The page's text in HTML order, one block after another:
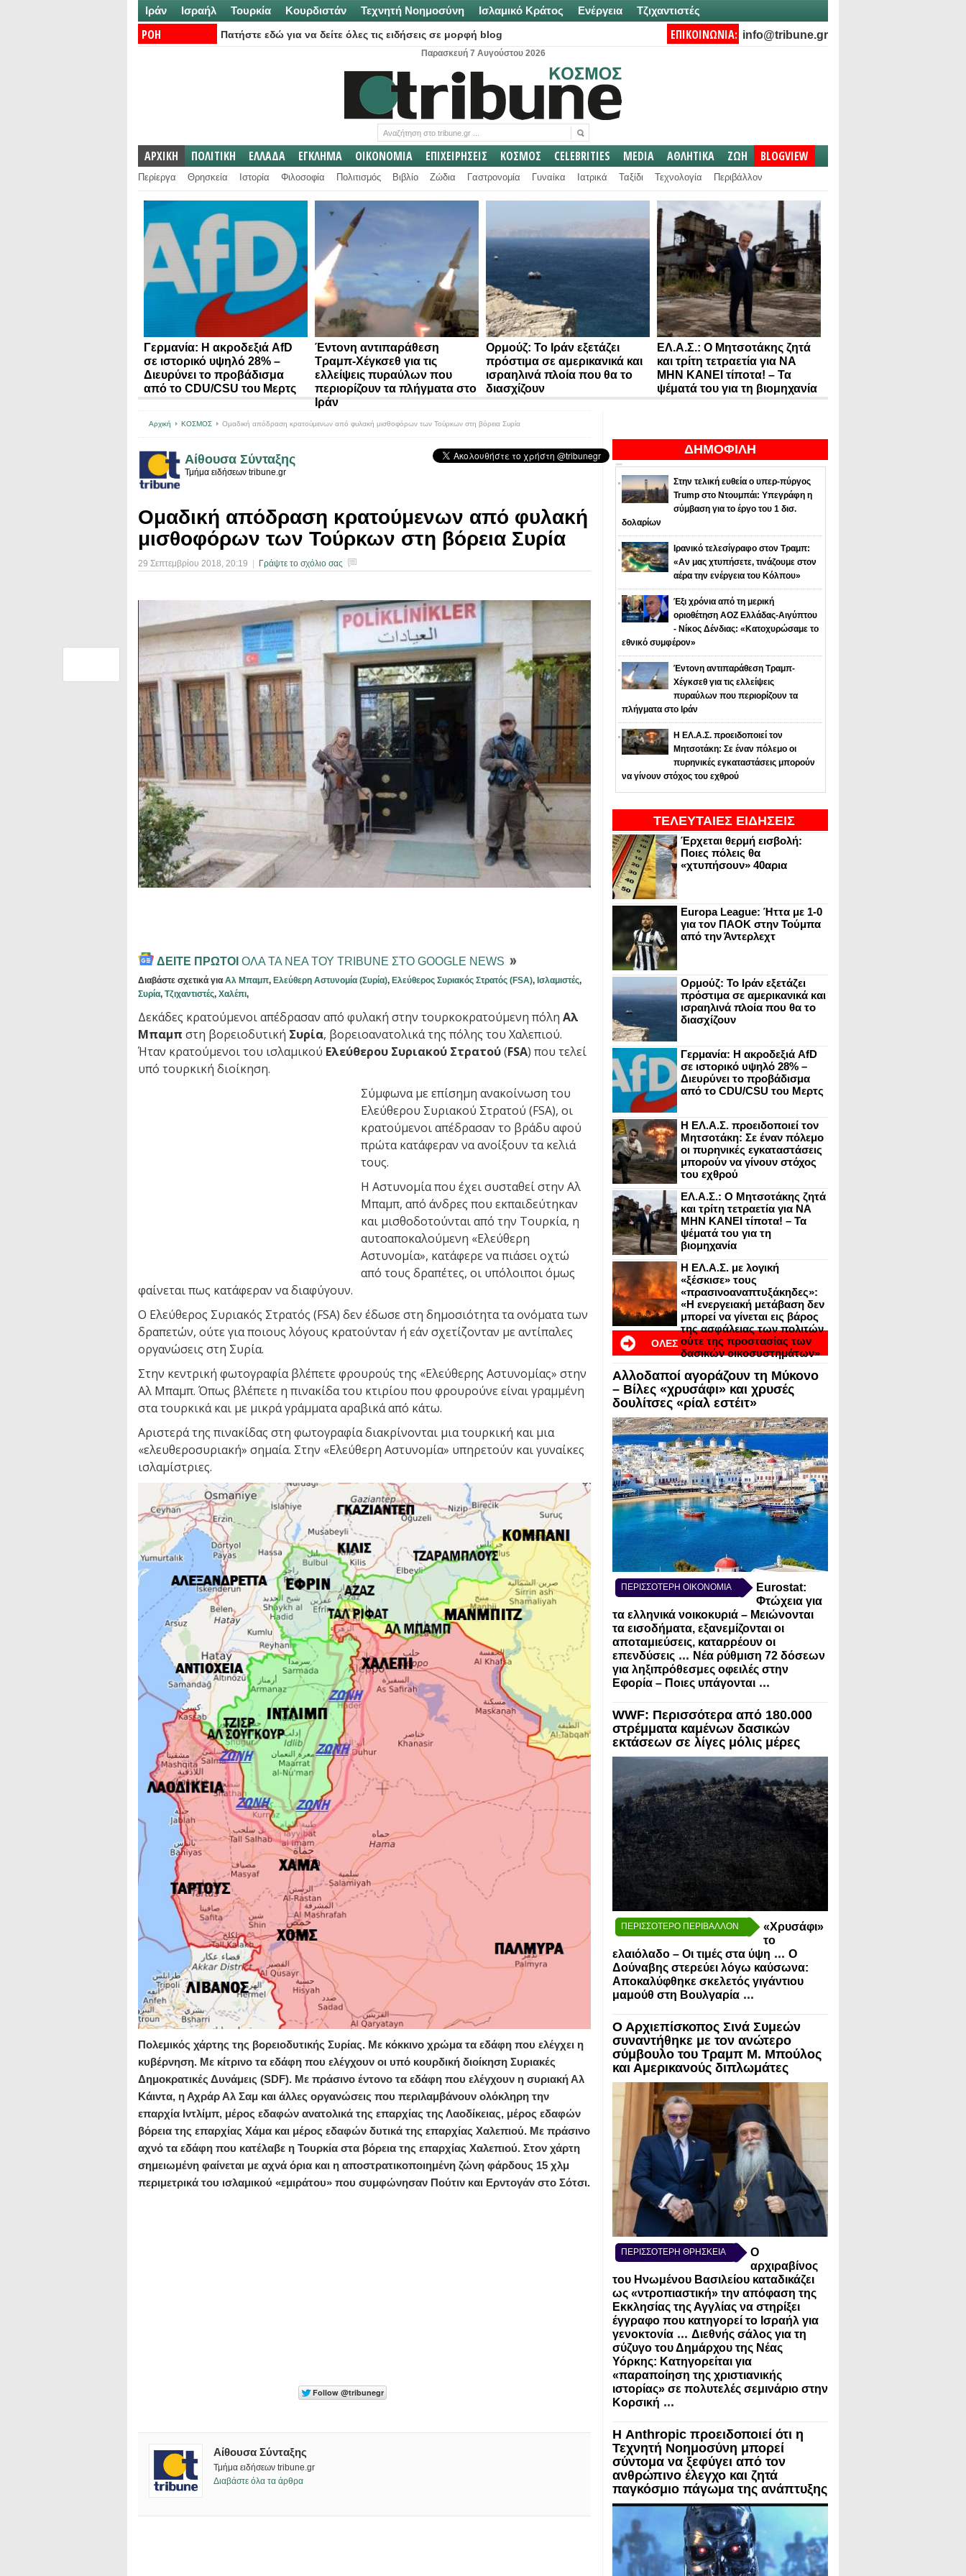
Ιράν Ισραήλ Τουρκία Κουρδιστάν Τεχνητή Νοημοσύνη Ισλαμικό Κράτος Ενέργεια Τζιχαντιστές
ΡΟΗ
Πατήστε εδώ για να δείτε όλες τις ειδήσεις σε μορφή blog ΕΠΙΚΟΙΝΩΝΙΑ: info@tribune.gr
Παρασκευή 7 Αυγούστου 2026
ΑΡΧΙΚΗ ΠΟΛΙΤΙΚΗ ΕΛΛΑΔΑ ΕΓΚΛΗΜΑ ΟΙΚΟΝΟΜΙΑ ΕΠΙΧΕΙΡΗΣΕΙΣ ΚΟΣΜΟΣ CELEBRITIES MEDIA ΑΘΛΗΤΙΚΑ ΖΩΗ BLOGVIEW
Περίεργα Θρησκεία Ιστορία Φιλοσοφία Πολιτισμός Βιβλίο Ζώδια Γαστρονομία Γυναίκα Ιατρικά Ταξίδι Τεχνολογία Περιβάλλον
Γερμανία: Η ακροδεξιά AfD
σε ιστορικό υψηλό 28% –
Διευρύνει το προβάδισμα
από το CDU/CSU του Μερτς
Έντονη αντιπαράθεση
Τραμπ-Χέγκσεθ για τις
ελλείψεις πυραύλων που
περιορίζουν τα πλήγματα στο
Ιράν
Ορμούζ: Το Ιράν εξετάζει
πρόστιμα σε αμερικανικά και
ισραηλινά πλοία που θα το
διασχίζουν
ΕΛ.Α.Σ.: Ο Μητσοτάκης ζητά
και τρίτη τετραετία για ΝΑ
ΜΗΝ ΚΑΝΕΙ τίποτα! – Τα
ψέματά του για τη βιομηχανία
ΔΗΜΟΦΙΛΗ
Στην τελική ευθεία ο υπερ-πύργος
Trump στο Ντουμπάι: Υπεγράφη η
σύμβαση για το έργο του 1 δισ.
δολαρίων
Ιρανικό τελεσίγραφο στον Τραμπ:
«Αν μας χτυπήσετε, τινάζουμε στον
αέρα την ενέργεια του Κόλπου»
Έξι χρόνια από τη μερική
οριοθέτηση ΑΟΖ Ελλάδας-Αιγύπτου
- Νίκος Δένδιας: «Κατοχυρώσαμε το
εθνικό συμφέρον»
Έντονη αντιπαράθεση Τραμπ-
Χέγκσεθ για τις ελλείψεις
πυραύλων που περιορίζουν τα
πλήγματα στο Ιράν
Η ΕΛ.Α.Σ. προειδοποιεί τον
Μητσοτάκη: Σε έναν πόλεμο οι
πυρηνικές εγκαταστάσεις μπορούν
να γίνουν στόχος του εχθρού
ΤΕΛΕΥΤΑΙΕΣ ΕΙΔΗΣΕΙΣ
Έρχεται θερμή εισβολή:
Ποιες πόλεις θα
«χτυπήσουν» 40αρια
Europa League: Ήττα με 1-0
για τον ΠΑΟΚ στην Τούμπα
από την Άντερλεχτ
Ορμούζ: Το Ιράν εξετάζει
πρόστιμα σε αμερικανικά και
ισραηλινά πλοία που θα το
διασχίζουν
Γερμανία: Η ακροδεξιά AfD
σε ιστορικό υψηλό 28% –
Διευρύνει το προβάδισμα
από το CDU/CSU του Μερτς
Η ΕΛ.Α.Σ. προειδοποιεί τον
Μητσοτάκη: Σε έναν πόλεμο
οι πυρηνικές εγκαταστάσεις
μπορούν να γίνουν στόχος
του εχθρού
ΕΛ.Α.Σ.: Ο Μητσοτάκης ζητά
και τρίτη τετραετία για ΝΑ
ΜΗΝ ΚΑΝΕΙ τίποτα! – Τα
ψέματά του για τη
βιομηχανία
Η ΕΛ.Α.Σ. με λογική
«ξέσκισε» τους
«πρασινοαναπτυξάκηδες»:
«Η ενεργειακή μετάβαση δεν
μπορεί να γίνεται εις βάρος
της ασφάλειας των πολιτών
ούτε της προστασίας των
δασικών οικοσυστημάτων»
ΟΛΕΣ
ΟΙ
ΕΙΔΗΣΕΙΣ ΣΕ BLOGVIEW
Αλλοδαποί αγοράζουν τη Μύκονο
– Βίλες «χρυσάφι» και χρυσές
δουλίτσες «ρίαλ εστέιτ»
ΠΕΡΙΣΣΟΤΕΡΗ ΟΙΚΟΝΟΜΙΑ
Eurostat:
Φτώχεια για
τα ελληνικά νοικοκυριά – Μειώνονται
τα εισοδήματα, εξανεμίζονται οι
αποταμιεύσεις, καταρρέουν οι
επενδύσεις ... Νέα ρύθμιση 72 δόσεων
για ληξιπρόθεσμες οφειλές στην
Εφορία – Ποιες υπάγονται ...
WWF: Περισσότερα από 180.000
στρέμματα καμένων δασικών
εκτάσεων σε λίγες μόλις μέρες
ΠΕΡΙΣΣΟΤΕΡΟ ΠΕΡΙΒΑΛΛΟΝ
«Χρυσάφι»
το
ελαιόλαδο – Οι τιμές στα ύψη ... Ο
Δούναβης στερεύει λόγω καύσωνα:
Αποκαλύφθηκε σκελετός γιγάντιου
μαμούθ στη Βουλγαρία ...
Ο Αρχιεπίσκοπος Σινά Συμεών
συναντήθηκε με τον ανώτερο
σύμβουλο του Τραμπ Μ. Μπούλος
και Αμερικανούς διπλωμάτες
ΠΕΡΙΣΣΟΤΕΡΗ ΘΡΗΣΚΕΙΑ
Ο
αρχιραβίνος
του Ηνωμένου Βασιλείου καταδικάζει
ως «ντροπιαστική» την απόφαση της
Εκκλησίας της Αγγλίας να στηρίξει
έγγραφο που κατηγορεί το Ισραήλ για
γενοκτονία ... Διεθνής σάλος για τη
σύζυγο του Δημάρχου της Νέας
Υόρκης: Κατηγορείται για
«παραποίηση της χριστιανικής
ιστορίας» σε πολυτελές σεμινάριο στην
Κορσική ...
Η Anthropic προειδοποιεί ότι η
Τεχνητή Νοημοσύνη μπορεί
σύντομα να ξεφύγει από τον
ανθρώπινο έλεγχο και ζητά
παγκόσμιο πάγωμα της ανάπτυξης
Αρχική ΚΟΣΜΟΣ Ομαδική απόδραση κρατούμενων από φυλακή μισθοφόρων των Τούρκων στη βόρεια Συρία
Αίθουσα Σύνταξης
Τμήμα ειδήσεων tribune.gr
Ομαδική απόδραση κρατούμενων από φυλακή
μισθοφόρων των Τούρκων στη βόρεια Συρία
29 Σεπτεμβρίου 2018, 20:19 Γράψτε το σχόλιο σας
ΔΕΙΤΕ ΠΡΩΤΟΙ ΟΛΑ ΤΑ ΝΕΑ ΤΟΥ TRIBUNE ΣΤΟ GOOGLE NEWS
Διαβάστε σχετικά για Αλ Μπαμπ, Ελεύθερη Αστυνομία (Συρία), Ελεύθερος Συριακός Στρατός (FSA), Ισλαμιστές,
Συρία, Τζιχαντιστές, Χαλέπι,
Δεκάδες κρατούμενοι απέδρασαν από φυλακή στην τουρκοκρατούμενη πόλη Αλ
Μπαμπ στη βορειοδυτική Συρία, βορειοανατολικά της πόλης του Χαλεπιού.
Ήταν κρατούμενοι του ισλαμικού Ελεύθερου Συριακού Στρατού(FSA) που τελεί
υπό τουρκική διοίκηση.
Σύμφωνα με επίσημη ανακοίνωση του
Ελεύθερου Συριακού Στρατού (FSA), οι
κρατούμενοι απέδρασαν το βράδυ αφού
πρώτα κατάφεραν να ανοίξουν τα κελιά
τους.
Η Αστυνομία που έχει συσταθεί στην Αλ
Μπαμπ, από άνδρες που εκπαιδεύτηκαν
και μισθοδοτούνται από την Τουρκία, η
αυτοαποκαλούμενη «Ελεύθερη
Αστυνομία», κατάφερε να πιάσει οχτώ
από τους δραπέτες, οι υπόλοιποι όμως
φαίνεται πως κατάφεραν να διαφύγουν.
Ο Ελεύθερος Συριακός Στρατός (FSA) δεν έδωσε στη δημοσιότητα τα ονόματα των
δραπετών, ούτε για ποιους λόγους κρατούνταν ή εάν σχετίζονταν με αντίπαλες
οργανώσεις στη Συρία.
Στην κεντρική φωτογραφία βλέπετε φρουρούς της «Ελεύθερης Αστυνομίας» στην
Αλ Μπαμπ. Όπως βλέπετε η πινακίδα του κτιρίου που φρουρούνε είναι γραμμένη
στα τουρκικά και με μικρά γράμματα αραβικά από κάτω.
Αριστερά της πινακίδας στη φωτογραφία διακρίνονται μια τουρκική και μια
«ελευθεροσυριακή» σημαία. Στην «Ελεύθερη Αστυνομία» υπηρετούν και γυναίκες
ισλαμίστριες.
Πολεμικός χάρτης της βορειοδυτικής Συρίας. Με κόκκινο χρώμα τα εδάφη που ελέγχει η
κυβέρνηση. Με κίτρινο τα εδάφη που ελέγχουν οι υπό κουρδική διοίκηση Συριακές
Δημοκρατικές Δυνάμεις (SDF). Με πράσινο έντονο τα εδάφη που ελέγχουν η συριακή Αλ
Κάιντα, η Αχράρ Αλ Σαμ και άλλες οργανώσεις που περιλαμβάνουν ολόκληρη την
επαρχία Ιντλίμπ, μέρος εδαφών ανατολικά της επαρχίας της Λαοδίκειας, μέρος εδαφών
βόρεια της επαρχίας Χάμα και μέρος εδαφών δυτικά της επαρχίας Χαλεπιού. Με πράσινο
αχνό τα εδάφη που κατέλαβε η Τουρκία στα βόρεια της επαρχίας Χαλεπιού. Στον χάρτη
σημειωμένη φαίνεται με αχνά όρια και η αποστρατικοποιημένη ζώνη φάρδους 15 χλμ
περιμετρικά του ισλαμικού «εμιράτου» που συμφώνησαν Πούτιν και Ερντογάν στο Σότσι.
Αίθουσα Σύνταξης
Τμήμα ειδήσεων tribune.gr
Διαβάστε όλα τα άρθρα